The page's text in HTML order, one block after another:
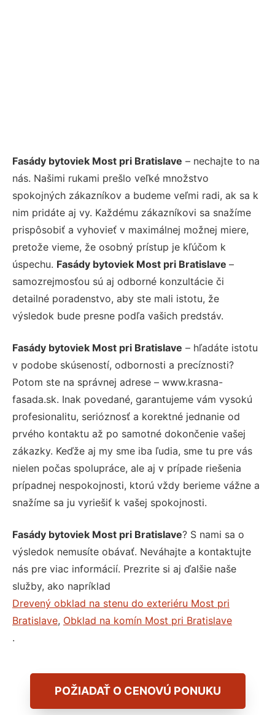
Fasády bytoviek Most pri Bratislave – nechajte to na
nás. Našimi rukami prešlo veľké množstvo
spokojných zákazníkov a budeme veľmi radi, ak sa k
nim pridáte aj vy. Každému zákazníkovi sa snažíme
prispôsobiť a vyhovieť v maximálnej možnej miere,
pretože vieme, že osobný prístup je kľúčom k
úspechu. Fasády bytoviek Most pri Bratislave –
samozrejmosťou sú aj odborné konzultácie či
detailné poradenstvo, aby ste mali istotu, že
výsledok bude presne podľa vašich predstáv.
Fasády bytoviek Most pri Bratislave – hľadáte istotu
v podobe skúseností, odbornosti a precíznosti?
Potom ste na správnej adrese – www.krasna-
fasada.sk. Inak povedané, garantujeme vám vysokú
profesionalitu, serióznosť a korektné jednanie od
prvého kontaktu až po samotné dokončenie vašej
zákazky. Keďže aj my sme iba ľudia, sme tu pre vás
nielen počas spolupráce, ale aj v prípade riešenia
prípadnej nespokojnosti, ktorú vždy berieme vážne a
snažíme sa ju vyriešiť k vašej spokojnosti.
Fasády bytoviek Most pri Bratislave? S nami sa o
výsledok nemusíte obávať. Neváhajte a kontaktujte
nás pre viac informácií. Prezrite si aj ďalšie naše
služby, ako napríklad
Drevený obklad na stenu do exteriéru Most pri
Bratislave, Obklad na komín Most pri Bratislave
.
POŽIADAŤ O CENOVÚ PONUKU